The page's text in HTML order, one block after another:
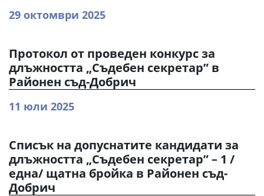
29 октомври 2025
Протокол от проведен конкурс за
длъжността „Съдебен секретар” в
Районен съд-Добрич
11 юли 2025
Списък на допуснатите кандидати за
длъжността „Съдебен секретар” – 1 /
една/ щатна бройка в Районен съд-
Добрич